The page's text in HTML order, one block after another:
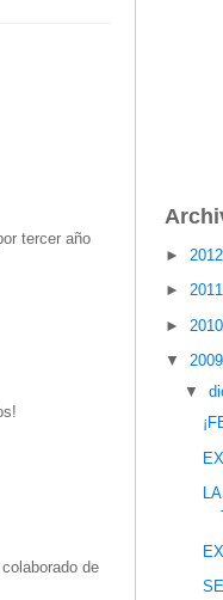
tercer año
de
►
►
►
▼
▼